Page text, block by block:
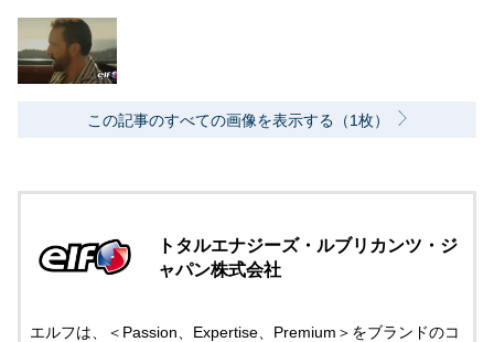
この記事のすべての画像を表示する（1枚）
トタルエナジーズ・ルブリカンツ・ジ
ャパン株式会社
エルフは、＜Passion、Expertise、Premium＞をブランドのコ